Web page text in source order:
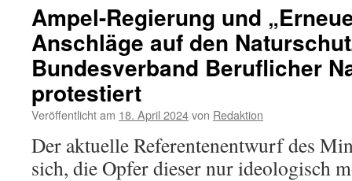
Ampel-Regierung und
Anschläge auf den
Bundesverband Beruflicher
protestiert
Veröffentlicht am 18. April 2024von Redaktion
Der aktuelle Referentenentwurf des
sich, die Opfer dieser nur ideologisch